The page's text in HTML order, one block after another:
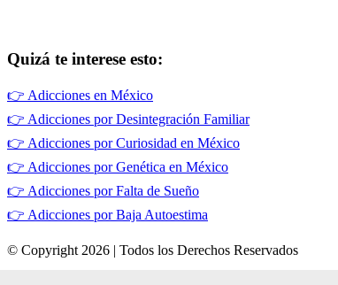
Quizá te interese esto:
👉 Adicciones en México
👉 Adicciones por Desintegración Familiar
👉 Adicciones por Curiosidad en México
👉 Adicciones por Genética en México
👉 Adicciones por Falta de Sueño
👉 Adicciones por Baja Autoestima
© Copyright 2026 | Todos los Derechos Reservados